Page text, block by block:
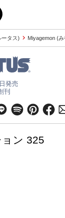
ータス) Miyagemon (
発売
刊
ン 325